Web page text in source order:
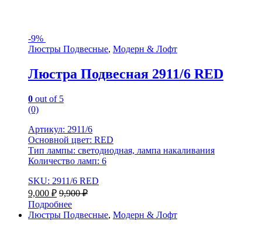
-9%
Люстры Подвесные, Модерн & Лофт
Люстра Подвесная 2911/6 RED
0 out of 5
(0)
Артикул: 2911/6
Основной цвет: RED
Тип лампы: светодиодная, лампа накаливания
Количество ламп: 6
SKU: 2911/6 RED
9,000 ₽ 9,900₽
Подробнее
Люстры Подвесные, Модерн & Лофт